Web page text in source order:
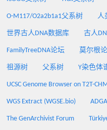
O-M117/O2a2b1a1父系树 人
世界古人DNA数据库 古人
FamilyTreeDNA论坛 莫尔根
祖源树 父系树 Y染色体
UCSC Genome Browser on T2T-
WGS Extract (WGSE.bio)
The GenArchivist Forum